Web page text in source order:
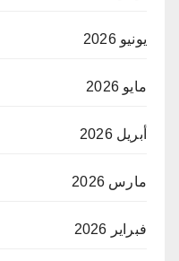
يونيو 2026
مايو 2026
أبريل 2026
مارس 2026
فبراير 2026